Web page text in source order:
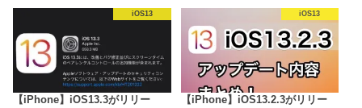
iOS13
【iPhone】iOS13.3がリリー
iOS13
【iPhone】iOS13.2.3がリリー